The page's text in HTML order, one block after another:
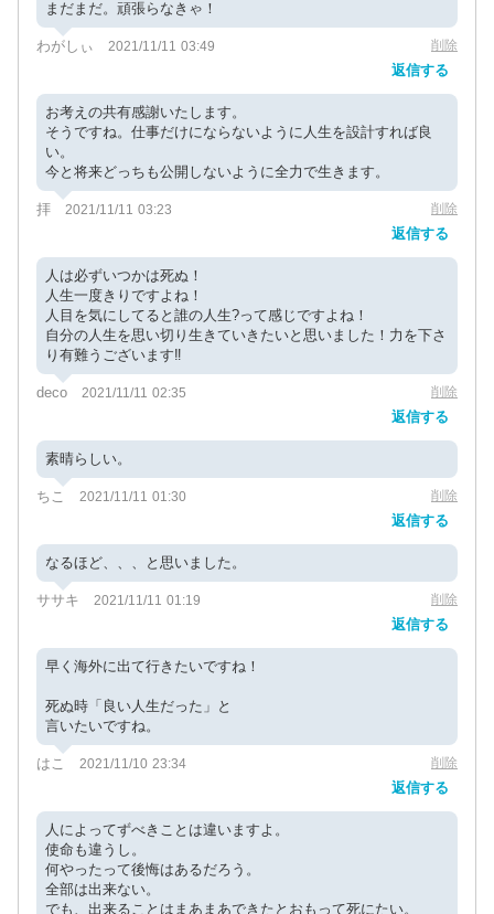
まだまだ。頑張らなきゃ！
わがしぃ 2021/11/11 03:49 削除
返信する
お考えの共有感謝いたします。
そうですね。仕事だけにならないように人生を設計すれば良
い。
今と将来どっちも公開しないように全力で生きます。
拝 2021/11/11 03:23 削除
返信する
人は必ずいつかは死ぬ！
人生一度きりですよね！
人目を気にしてると誰の人生?って感じですよね！
自分の人生を思い切り生きていきたいと思いました！力を下さ
り有難うございます‼︎
deco 2021/11/11 02:35 削除
返信する
素晴らしい。
ちこ 2021/11/11 01:30 削除
返信する
なるほど、、、と思いました。
ササキ 2021/11/11 01:19 削除
返信する
早く海外に出て行きたいですね！
死ぬ時「良い人生だった」と
言いたいですね。
はこ 2021/11/10 23:34 削除
返信する
人によってずべきことは違いますよ。
使命も違うし。
何やったって後悔はあるだろう。
全部は出来ない。
でも、出来ることはまあまあできたとおもって死にたい。